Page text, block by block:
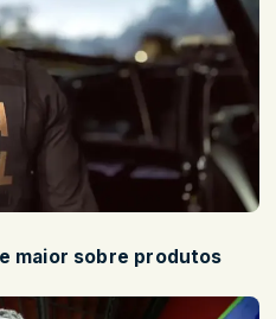
maior sobre produtos